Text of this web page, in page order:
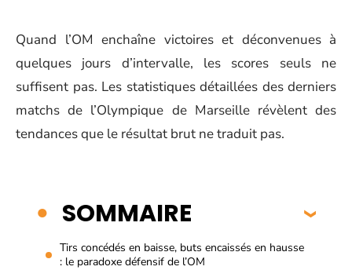
Quand l’OM enchaîne victoires et déconvenues à
quelques jours d’intervalle, les scores seuls ne
suffisent pas. Les statistiques détaillées des derniers
matchs de l’Olympique de Marseille révèlent des
tendances que le résultat brut ne traduit pas.
SOMMAIRE
Tirs concédés en baisse, buts encaissés en hausse
: le paradoxe défensif de l’OM